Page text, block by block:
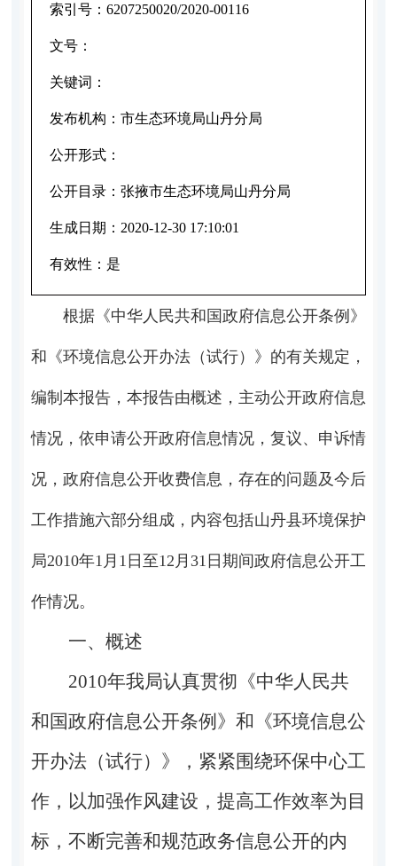
索引号： 6207250020/2020-00116
文号：
关键词：
发布机构： 市生态环境局山丹分局
公开形式：
公开目录： 张掖市生态环境局山丹分局
生成日期： 2020-12-30 17:10:01
有效性： 是
根据《中华人民共和国政府信息公开条例》
和《环境信息公开办法（试行）》的有关规定，
编制本报告，本报告由概述，主动公开政府信息
情况，依申请公开政府信息情况，复议、申诉情
况，政府信息公开收费信息，存在的问题及今后
工作措施六部分组成，内容包括山丹县环境保护
局2010年1月1日至12月31日期间政府信息公开工
作情况。
一、概述
2010年我局认真贯彻《中华人民共
和国政府信息公开条例》和《环境信息公
开办法（试行）》，紧紧围绕环保中心工
作，以加强作风建设，提高工作效率为目
标，不断完善和规范政务信息公开的内